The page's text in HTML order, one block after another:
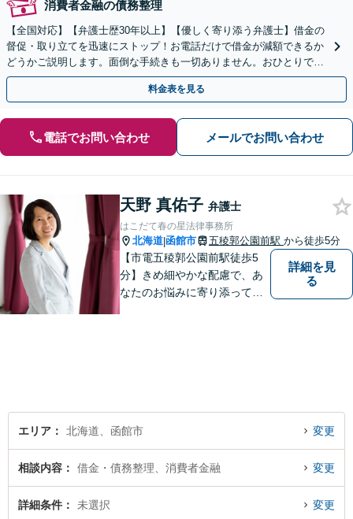
消費者金融の債務整理
【全国対応】【弁護士歴30年以上】【優しく寄り添う弁護士】借金の
督促・取り立てを迅速にストップ！お電話だけで借金が減額できるか
どうかご説明します。面倒な手続きも一切ありません。おひとりで悩
まず、お気軽にご相談ください。【電話相談可】
料金表を見る
電話でお問い合わせ メールでお問い合わせ
天野 真佑子 弁護士
はこだて春の星法律事務所
北海道|函館市 五稜郭公園前駅 から徒歩5分
【市電五稜郭公園前駅徒歩5
分】きめ細やかな配慮で、あ
なたのお悩みに寄り添って対
詳細を見
る
エリア 北海道、函館市 変更
相談内容 借金・債務整理、消費者金融 変更
詳細条件 未選択 変更